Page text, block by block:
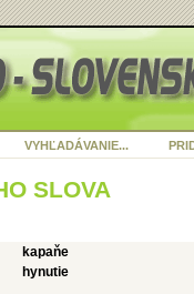
VYHĽADÁVANIE...
SLOVA
kapaňe
hynutie